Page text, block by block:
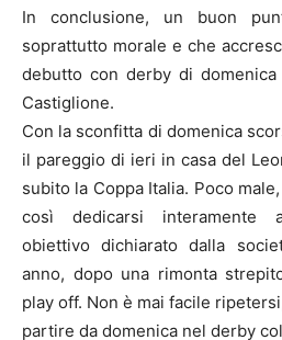
In conclusione, un buon
soprattutto morale e che
debutto con derby di domenica
Castiglione.
Con la sconfitta di domenica
il pareggio di ieri in casa del
subito la Coppa Italia. Poco
così dedicarsi interamente
obiettivo dichiarato dalla
anno, dopo una rimonta
play off. Non è mai facile
partire da domenica nel derby